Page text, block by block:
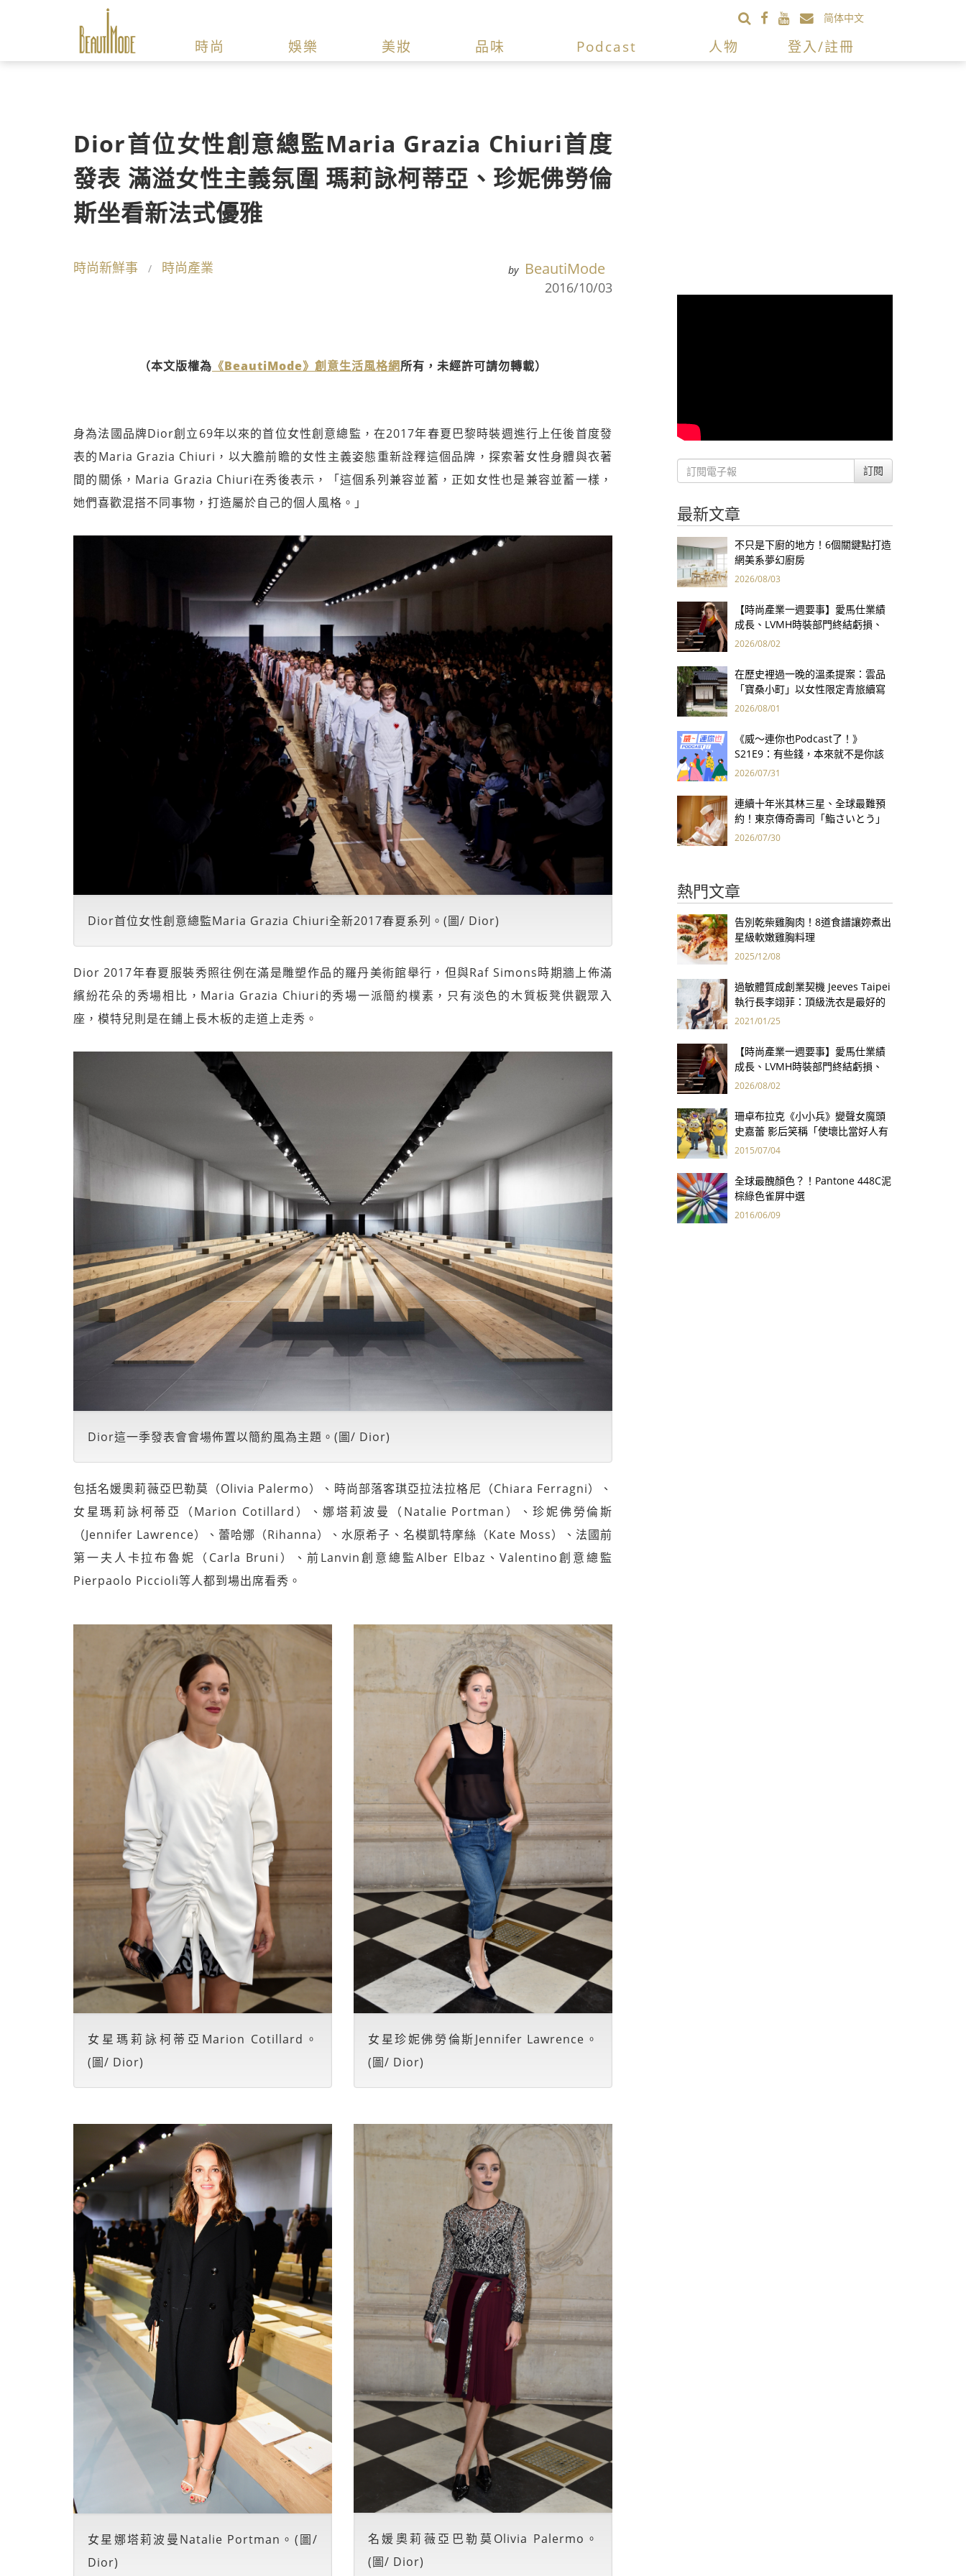
简体中文
時尚 娛樂 美妝 品味 Podcast 人物 登入/註冊
Dior首位女性創意總監Maria Grazia Chiuri首度
發表 滿溢女性主義氛圍 瑪莉詠柯蒂亞、珍妮佛勞倫
斯坐看新法式優雅
時尚新鮮事 時尚產業 by BeautiMode
2016/10/03
（本文版權為 《BeautiMode》創意生活風格網所有，未經許可請勿轉載）
身為法國品牌Dior創立69年以來的首位女性創意總監，在2017年春夏巴黎時裝週進行上任後首度發
表的Maria Grazia Chiuri，以大膽前瞻的女性主義姿態重新詮釋這個品牌，探索著女性身體與衣著
間的關係，Maria Grazia Chiuri在秀後表示，「這個系列兼容並蓄，正如女性也是兼容並蓄一樣，
她們喜歡混搭不同事物，打造屬於自己的個人風格。」
Dior首位女性創意總監Maria Grazia Chiuri全新2017春夏系列。(圖/ Dior)
Dior 2017年春夏服裝秀照往例在滿是雕塑作品的羅丹美術館舉行，但與Raf Simons時期牆上佈滿
繽紛花朵的秀場相比，Maria Grazia Chiuri的秀場一派簡約樸素，只有淡色的木質板凳供觀眾入
座，模特兒則是在鋪上長木板的走道上走秀。
Dior這一季發表會會場佈置以簡約風為主題。(圖/ Dior)
包括名媛奧莉薇亞巴勒莫（Olivia Palermo）、時尚部落客琪亞拉法拉格尼（Chiara Ferragni）、
女星瑪莉詠柯蒂亞（Marion Cotillard）、娜塔莉波曼（Natalie Portman）、珍妮佛勞倫斯
（Jennifer Lawrence）、蕾哈娜（Rihanna）、水原希子、名模凱特摩絲（Kate Moss）、法國前
第一夫人卡拉布魯妮（Carla Bruni）、前Lanvin創意總監Alber Elbaz、Valentino創意總監
Pierpaolo Piccioli等人都到場出席看秀。
女星瑪莉詠柯蒂亞Marion Cotillard。
(圖/ Dior)
女星珍妮佛勞倫斯Jennifer Lawrence。
(圖/ Dior)
女星娜塔莉波曼Natalie Portman。(圖/
Dior)
名媛奧莉薇亞巴勒莫Olivia Palermo。
(圖/ Dior)
訂閱
最新文章
不只是下廚的地方！6個關鍵點打造
網美系夢幻廚房
2026/08/03
【時尚產業一週要事】愛馬仕業績
成長、LVMH時裝部門終結虧損、
Kering轉型策略初現成效、Prada
2026/08/02
在歷史裡過一晚的溫柔提案：雲品
「寶桑小町」以女性限定青旅續寫
台東老屋記憶
2026/08/01
《威～連你也Podcast了！》
S21E9：有些錢，本來就不是你該
賺的——讀《一個投機者的告白》
2026/07/31
連續十年米其林三星、全球最難預
約！東京傳奇壽司「鮨さいとう」
為何破例首度來台？
2026/07/30
熱門文章
告別乾柴雞胸肉！8道食譜讓妳煮出
星級軟嫩雞胸料理
2025/12/08
過敏體質成創業契機 Jeeves Taipei
執行長李翊菲：頂級洗衣是最好的
健康保險！
2021/01/25
【時尚產業一週要事】愛馬仕業績
成長、LVMH時裝部門終結虧損、
Kering轉型策略初現成效、Prada
2026/08/02
珊卓布拉克《小小兵》變聲女魔頭
史嘉蕾 影后笑稱「使壞比當好人有
趣多了！」
2015/07/04
全球最醜顏色？！Pantone 448C泥
棕綠色雀屏中選
2016/06/09